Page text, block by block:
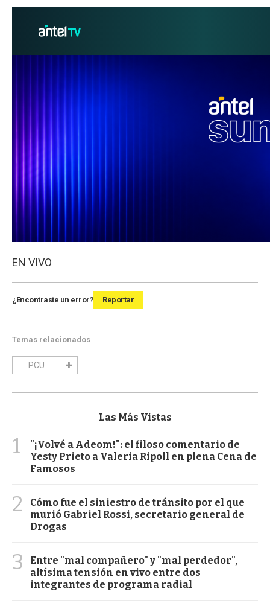
EN VIVO
¿Encontraste un error? Reportar
Temas relacionados
PCU
Las Más Vistas
1
"¡Volvé a Adeom!": el filoso comentario de
Yesty Prieto a Valeria Ripoll en plena Cena de
Famosos
2
Cómo fue el siniestro de tránsito por el que
murió Gabriel Rossi, secretario general de
Drogas
3
Entre "mal compañero" y "mal perdedor",
altísima tensión en vivo entre dos
integrantes de programa radial